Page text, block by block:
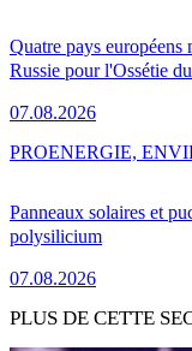
Quatre pays européens
Russie pour l'Ossétie
07.08.2026
Panneaux solaires et
polysilicium
07.08.2026
PROENERGIE,
PLUS DE CETTE